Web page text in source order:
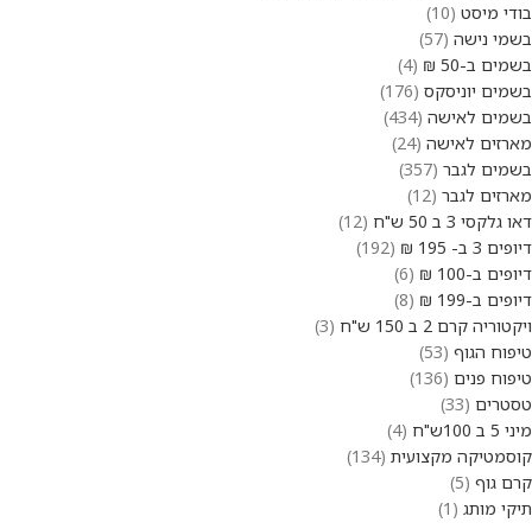
בודי מיסט 10
בשמי נישה 57
בשמים ב-50 ₪
4
בשמים יוניסקס 176
בשמים לאישה 434
מארזים לאישה 24
בשמים לגבר 357
מארזים לגבר 12
דאו גלקסי 3 ב 50 ש"ח
12
דיופים 3 ב- 195 ₪
192
דיופים ב-100 ₪
6
דיופים ב-199 ₪
8
ויקטוריה קרם 2 ב 150 ש"ח
3
טיפוח הגוף 53
טיפוח פנים 136
טסטרים 33
מיני 5 ב 100ש"ח
4
קוסמטיקה מקצועית 134
קרם גוף 5
תיקי מותג
1